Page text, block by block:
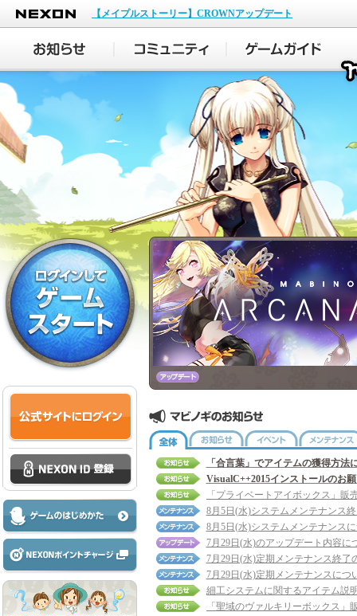
NEXON
【メイプルストーリー】CROWNアップデート
全体 お知らせ イベント
「合言葉」でアイテムの獲得方法
VisualC++2015インストールのお
8月5日(水)システムメンテナンス
8月5日(水)システムメンテナンス
7月29日(水)のアップデート内容に
7月29日(水)定期メンテナンス終了
7月29日(水)定期メンテナンスにつ
細工システムに関するアイテム説